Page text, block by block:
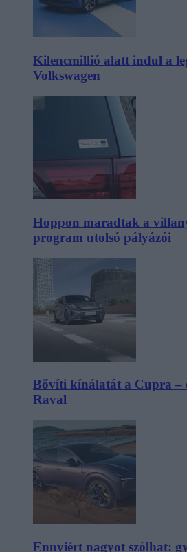
Kilencmillió alatt indul a
Volkswagen
Hoppon maradtak a
program utolsó pályázói
Bővíti kínálatát a Cupra –
Raval
Ennyiért nagyot szólhat: